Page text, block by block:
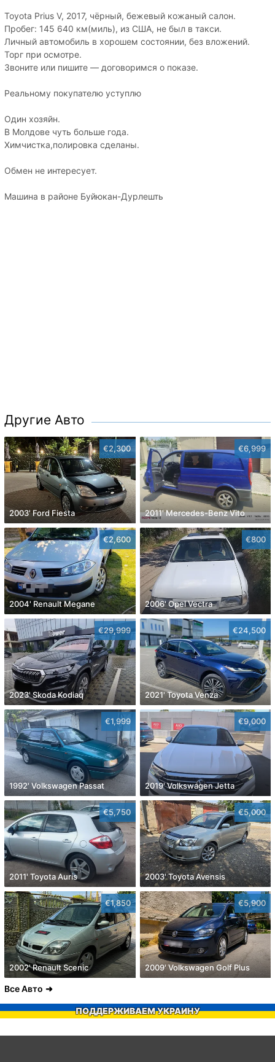
Toyota Prius V, 2017, чёрный, бежевый кожаный салон.
Пробег: 145 640 км(миль), из США, не был в такси.
Личный автомобиль в хорошем состоянии, без вложений.
Торг при осмотре.
Звоните или пишите — договоримся о показе.
Реальному покупателю уступлю
Один хозяйн.
В Молдове чуть больше года.
Химчистка,полировка сделаны.
Обмен не интересует.
Машина в районе Буйюкан-Дурлешть
Другие Авто
€2,300
2003' Ford Fiesta
€6,999
2011' Mercedes-Benz Vito
€2,600
2004' Renault Megane
€800
2006' Opel Vectra
€29,999
2023' Skoda Kodiaq
€24,500
2021' Toyota Venza
€1,999
1992' Volkswagen Passat
€9,000
2019' Volkswagen Jetta
€5,750
2011' Toyota Auris
€5,000
2003' Toyota Avensis
€1,850
2002' Renault Scenic
€5,900
2009' Volkswagen Golf Plus
Все Авто
ПОДДЕРЖИВАЕМ УКРАИНУ